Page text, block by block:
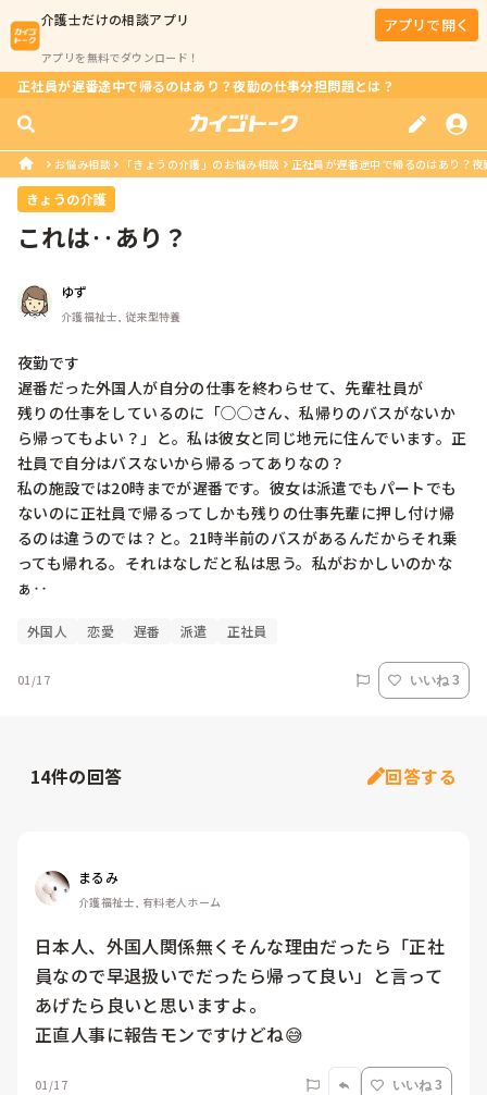
介護士だけの相談アプリ
アプリを無料でダウンロード！
アプリで開く
正社員が遅番途中で帰るのはあり？夜勤の仕事分担問題とは？
お悩み相談 「きょうの介護」のお悩み相談 正社員が遅番途中で帰るのはあり？
きょうの介護
これは‥あり？
ゆず
介護福祉士, 従来型特養
夜勤です
遅番だった外国人が自分の仕事を終わらせて、先輩社員が
残りの仕事をしているのに「◯◯さん、私帰りのバスがないか
ら帰ってもよい？」と。私は彼女と同じ地元に住んでいます。正
社員で自分はバスないから帰るってありなの？
私の施設では20時までが遅番です。彼女は派遣でもパートでも
ないのに正社員で帰るってしかも残りの仕事先輩に押し付け帰
るのは違うのでは？と。21時半前のバスがあるんだからそれ乗
っても帰れる。それはなしだと私は思う。私がおかしいのかな
ぁ‥
外国人 恋愛 遅番 派遣 正社員
01/17 いいね 3
14件の回答 回答する
まるみ
介護福祉士, 有料老人ホーム
日本人、外国人関係無くそんな理由だったら「正社
員なので早退扱いでだったら帰って良い」と言って
あげたら良いと思いますよ。
正直人事に報告モンですけどね😅
01/17 いいね 3